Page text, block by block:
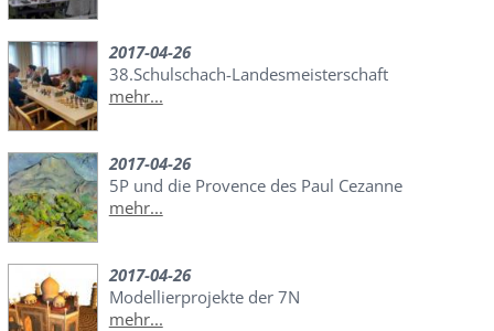
2017-04-26
38.Schulschach-Landesmeisterschaft
mehr...
2017-04-26
5P und die Provence des Paul Cezanne
mehr...
2017-04-26
Modellierprojekte der 7N
mehr...